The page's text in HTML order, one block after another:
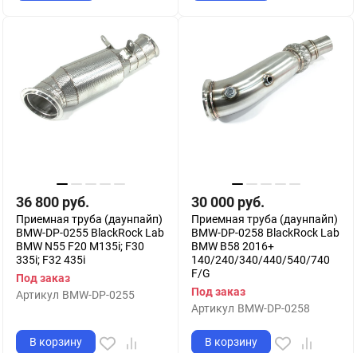
36 800 руб.
Приемная труба (даунпайп)
BMW-DP-0255 BlackRock Lab
BMW N55 F20 M135i; F30
335i; F32 435i
Под заказ
Артикул BMW-DP-0255
В корзину
30 000 руб.
Приемная труба (даунпайп)
BMW-DP-0258 BlackRock Lab
BMW B58 2016+
140/240/340/440/540/740
F/G
Под заказ
Артикул BMW-DP-0258
В корзину